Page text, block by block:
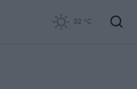
32 °C